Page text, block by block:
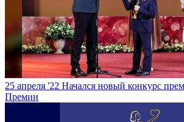
25 апреля '22 Начался новый конкурс
Премии